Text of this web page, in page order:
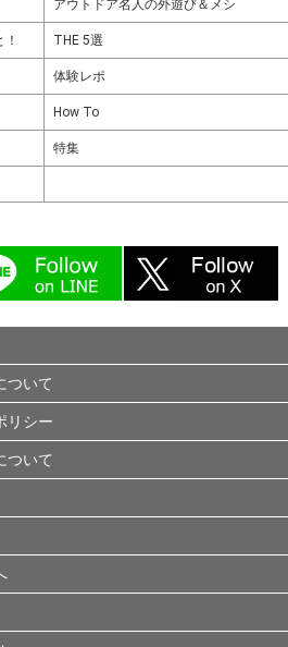
アウトドア名人の外遊び＆メシ
THE 5選
体験レポ
How To
特集
ついて
リシー
ついて